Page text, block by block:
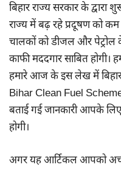
बिहार राज्य सरकार के
राज्य में बढ़ रहे प्रदूषण को
चालकों को डीजल और पेट्रोल
काफी मददगार साबित
हमारे आज के इस लेख में बिहार
Bihar Clean Fuel
बताई गई जानकारी आपके
होगी।
अगर यह आर्टिकल आपको